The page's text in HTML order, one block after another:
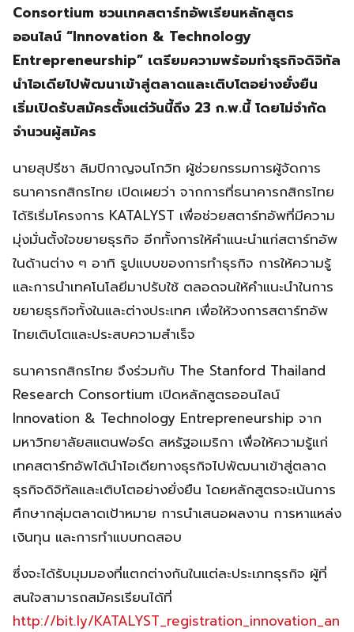
Consortium ชวนเทคสตาร์ทอัพเรียนหลักสูตร
ออนไลน์ “Innovation & Technology
Entrepreneurship” เตรียมความพร้อมทำธุรกิจดิจิทัล
นำไอเดียไปพัฒนาเข้าสู่ตลาดและเติบโตอย่างยั่งยืน
เริ่มเปิดรับสมัครตั้งแต่วันนี้ถึง 23 ก.พ.นี้ โดยไม่จำกัด
จำนวนผู้สมัคร
นายสุปรีชา ลิมปิกาญจนโกวิท ผู้ช่วยกรรมการผู้จัดการ
ธนาคารกสิกรไทย เปิดเผยว่า จากการที่ธนาคารกสิกรไทย
ได้ริเริ่มโครงการ KATALYST เพื่อช่วยสตาร์ทอัพที่มีความ
มุ่งมั่นตั้งใจขยายธุรกิจ อีกทั้งการให้คำแนะนำแก่สตาร์ทอัพ
ในด้านต่าง ๆ อาทิ รูปแบบของการทำธุรกิจ การให้ความรู้
และการนำเทคโนโลยีมาปรับใช้ ตลอดจนให้คำแนะนำในการ
ขยายธุรกิจทั้งในและต่างประเทศ เพื่อให้วงการสตาร์ทอัพ
ไทยเติบโตและประสบความสำเร็จ
ธนาคารกสิกรไทย จึงร่วมกับ The Stanford Thailand
Research Consortium เปิดหลักสูตรออนไลน์
Innovation & Technology Entrepreneurship จาก
มหาวิทยาลัยสแตนฟอร์ด สหรัฐอเมริกา เพื่อให้ความรู้แก่
เทคสตาร์ทอัพได้นำไอเดียทางธุรกิจไปพัฒนาเข้าสู่ตลาด
ธุรกิจดิจิทัลและเติบโตอย่างยั่งยืน โดยหลักสูตรจะเน้นการ
ศึกษากลุ่มตลาดเป้าหมาย การนำเสนอผลงาน การหาแหล่ง
เงินทุน และการทำแบบทดสอบ
ซึ่งจะได้รับมุมมองที่แตกต่างกันในแต่ละประเภทธุรกิจ ผู้ที่
สนใจสามารถสมัครเรียนได้ที่
http://bit.ly/KATALYST_registration_innovation_an